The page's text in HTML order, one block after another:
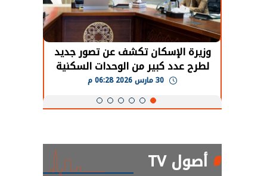
وزيرة الإسكان تكشف عن تصور جديد
لطرح عدد كبير من الوحدات السكنية
بنظام الإيجار
أصول TV